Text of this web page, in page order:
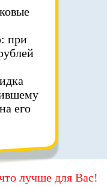
при
его
лучше для Вас!